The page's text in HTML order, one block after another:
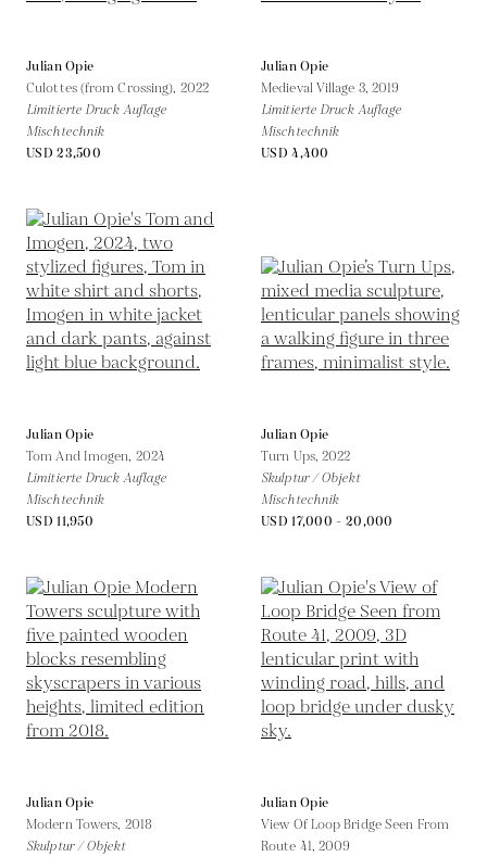
Julian Opie
Culottes (from Crossing), 2022
Limitierte Druck Auflage
Mischtechnik
USD 23,500
Julian Opie
Medieval Village 3, 2019
Limitierte Druck Auflage
Mischtechnik
USD 4,400
Julian Opie
Tom And Imogen, 2024
Limitierte Druck Auflage
Mischtechnik
USD 11,950
Julian Opie
Turn Ups, 2022
Skulptur / Objekt
Mischtechnik
USD 17,000 - 20,000
Julian Opie
Modern Towers, 2018
Skulptur / Objekt
Julian Opie
View Of Loop Bridge Seen From
Route 41, 2009